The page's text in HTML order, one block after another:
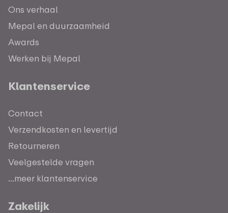
Ons verhaal
Mepal en duurzaamheid
Awards
Werken bij Mepal
Klantenservice
Contact
Verzendkosten en levertijd
Retourneren
Veelgestelde vragen
...meer klantenservice
Zakelijk